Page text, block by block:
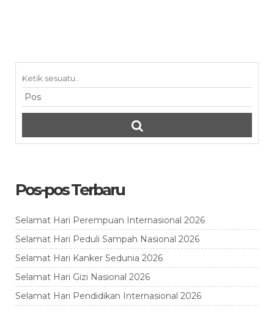
Pos-pos Terbaru
Selamat Hari Perempuan Internasional 2026
Selamat Hari Peduli Sampah Nasional 2026
Selamat Hari Kanker Sedunia 2026
Selamat Hari Gizi Nasional 2026
Selamat Hari Pendidikan Internasional 2026